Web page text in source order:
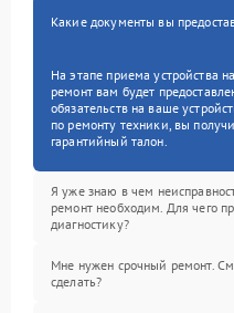
Какие документы вы
На этапе приема устройства
ремонт вам будет
обязательств на ваше
по ремонту техники, вы
гарантийный талон.
Я уже знаю в чем
ремонт необходим. Для чего
диагностику?
Мне нужен срочный ремонт.
сделать?